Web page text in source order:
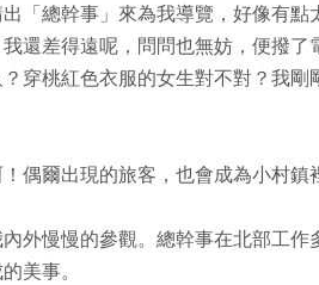
「總幹事」來為我導覽，好像有點
還差得遠呢，問問也無妨，便撥了
穿桃紅色衣服的女生對不對？我
偶爾出現的旅客，也會成為小村鎮
外慢慢的參觀。總幹事在北部工
美事。